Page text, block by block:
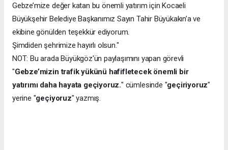
Gebze’mize değer katan bu önemli yatırım için Kocaeli
Büyükşehir Belediye Başkanımız Sayın Tahir Büyükakın’a ve
ekibine gönülden teşekkür ediyorum.
Şimdiden şehrimize hayırlı olsun."
NOT: Bu arada Büyükgöz'ün paylaşımını yapan görevli
"Gebze’mizin trafik yükünü hafifletecek önemli bir
yatırımı daha hayata geçiyoruz." cümlesinde "geçiriyoruz"
yerine "geçiyoruz" yazmış.